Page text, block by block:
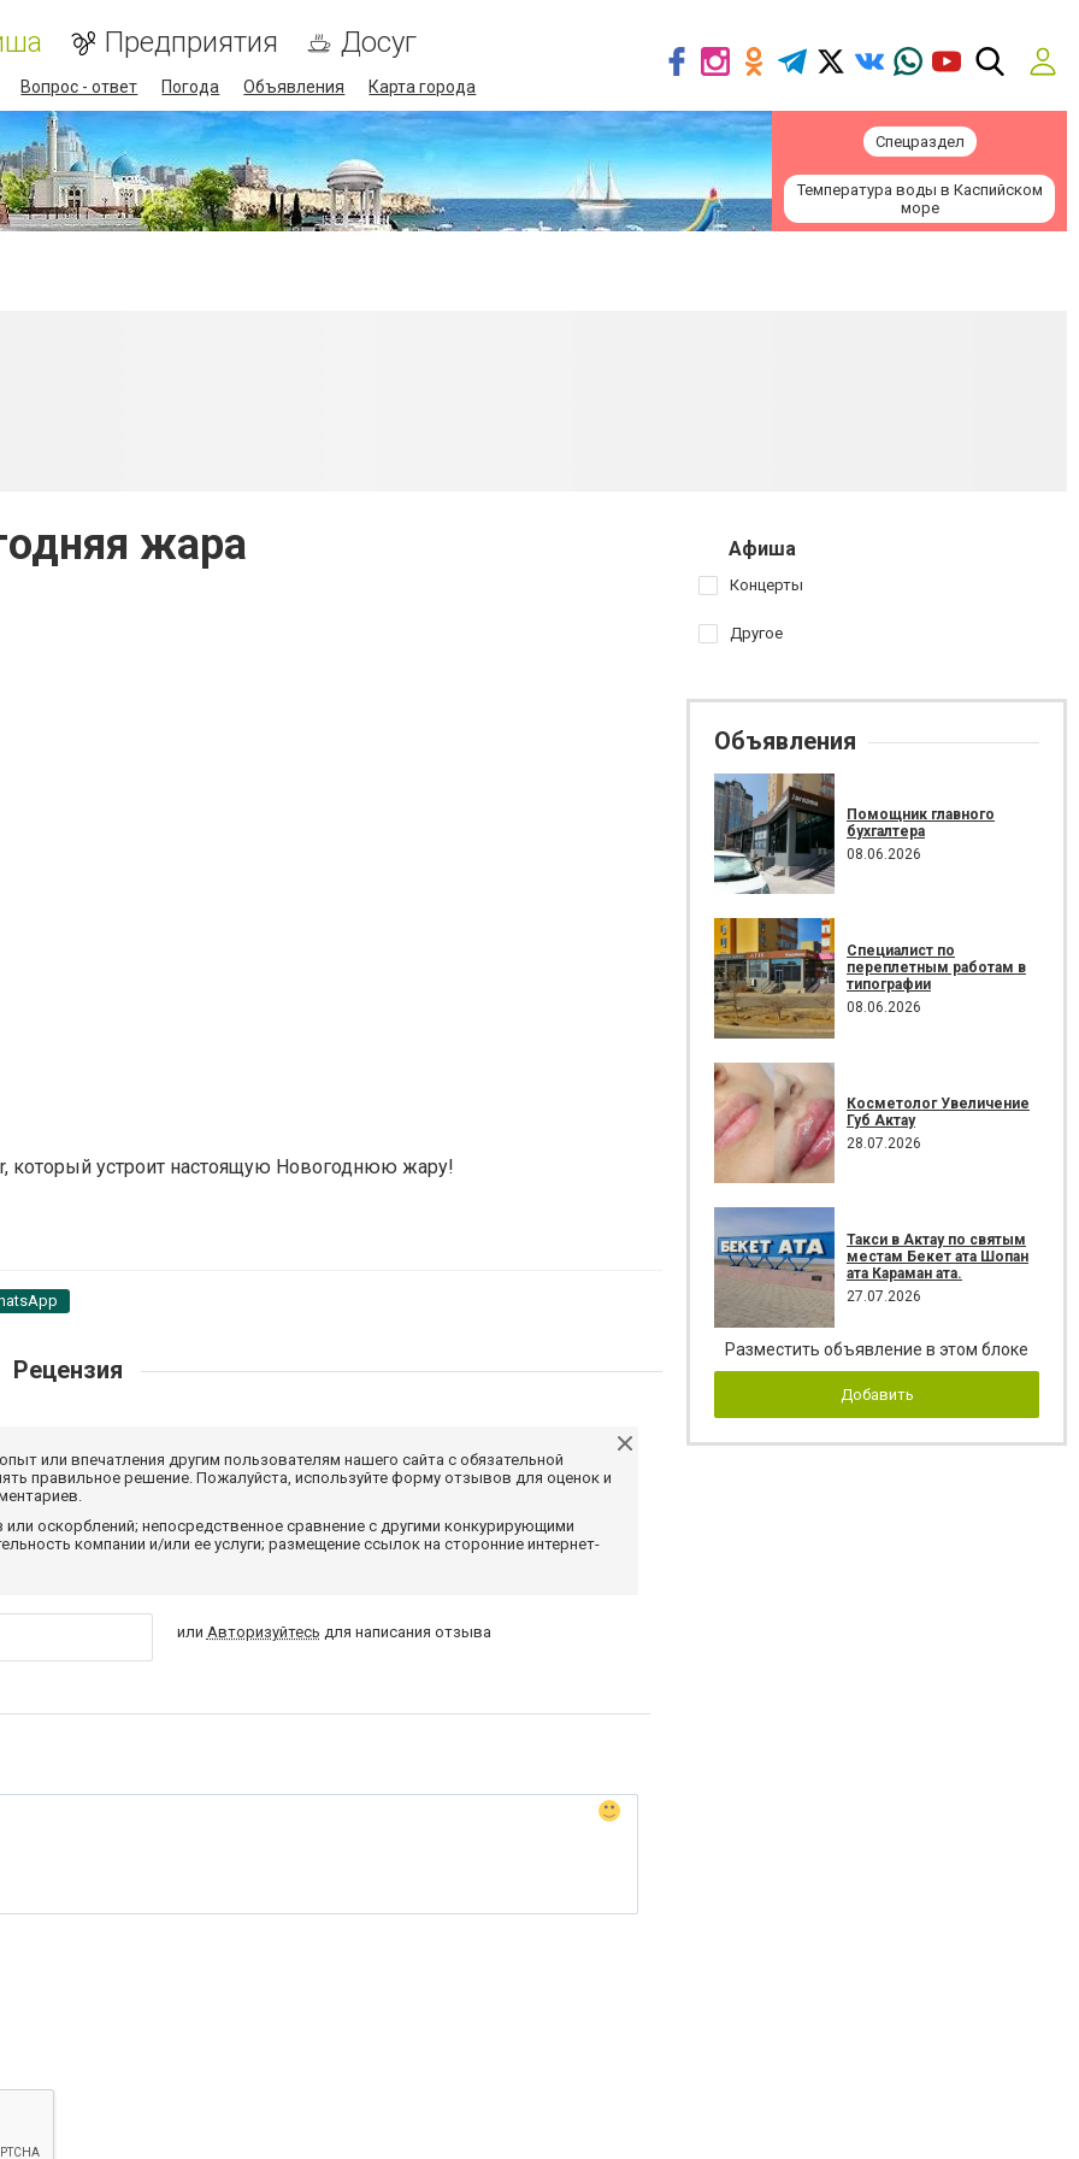
Предприятия Досуг
Вопрос - ответ Погода Объявления Карта города
Спецраздел
Температура воды в Каспийском
море
жара
который устроит настоящую Новогоднюю жару!
Рецензия
или впечатления другим пользователям нашего сайта с обязательной
правильное решение. Пожалуйста, используйте форму отзывов для оценок и
оскорблений; непосредственное сравнение с другими конкурирующими
компании и/или ее услуги; размещение ссылок на сторонние интернет-
или Авторизуйтесь для написания отзыва
Афиша
Концерты
Другое
Объявления
Помощник главного
бухгалтера
08.06.2026
Специалист по
переплетным работам в
типографии
08.06.2026
Косметолог Увеличение
Губ Актау
28.07.2026
Такси в Актау по святым
местам Бекет ата Шопан
ата Караман ата.
27.07.2026
Разместить объявление в этом блоке
Добавить